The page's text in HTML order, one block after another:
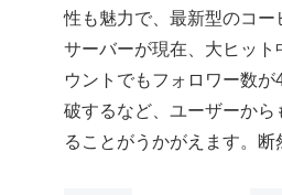
性も魅力で、最新型のコ
サーバーが現在、大ヒット
ウントでもフォロワー数
破するなど、ユーザーか
ることがうかがえます。断